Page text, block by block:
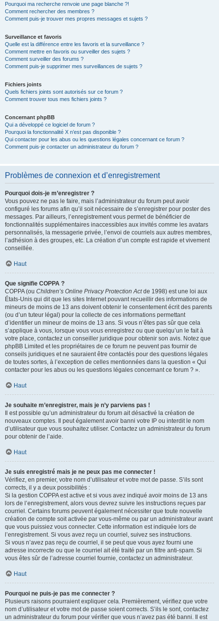
Pourquoi ma recherche renvoie une page blanche ?!
Comment rechercher des membres ?
Comment puis-je trouver mes propres messages et sujets ?
Surveillance et favoris
Quelle est la différence entre les favoris et la surveillance ?
Comment mettre en favoris ou surveiller des sujets ?
Comment surveiller des forums ?
Comment puis-je supprimer mes surveillances de sujets ?
Fichiers joints
Quels fichiers joints sont autorisés sur ce forum ?
Comment trouver tous mes fichiers joints ?
Concernant phpBB
Qui a développé ce logiciel de forum ?
Pourquoi la fonctionnalité X n’est pas disponible ?
Qui contacter pour les abus ou les questions légales concernant ce forum ?
Comment puis-je contacter un administrateur du forum ?
Problèmes de connexion et d’enregistrement
Pourquoi dois-je m’enregistrer ?
Vous pouvez ne pas le faire, mais l’administrateur du forum peut avoir
configuré les forums afin qu’il soit nécessaire de s’enregistrer pour poster des
messages. Par ailleurs, l’enregistrement vous permet de bénéficier de
fonctionnalités supplémentaires inaccessibles aux invités comme les avatars
personnalisés, la messagerie privée, l’envoi de courriels aux autres membres,
l’adhésion à des groupes, etc. La création d’un compte est rapide et vivement
conseillée.
Haut
Que signifie COPPA ?
COPPA (ou Children’s Online Privacy Protection Actde 1998) est une loi aux
États-Unis qui dit que les sites Internet pouvant recueillir des informations de
mineurs de moins de 13 ans doivent obtenir le consentement écrit des parents
(ou d’un tuteur légal) pour la collecte de ces informations permettant
d’identifier un mineur de moins de 13 ans. Si vous n’êtes pas sûr que cela
s’applique à vous, lorsque vous vous enregistrez ou que quelqu’un le fait à
votre place, contactez un conseiller juridique pour obtenir son avis. Notez que
phpBB Limited et les propriétaires de ce forum ne peuvent pas fournir de
conseils juridiques et ne sauraient être contactés pour des questions légales
de toutes sortes, à l’exception de celles mentionnées dans la question « Qui
contacter pour les abus ou les questions légales concernant ce forum ? ».
Haut
Je souhaite m’enregistrer, mais je n’y parviens pas !
Il est possible qu’un administrateur du forum ait désactivé la création de
nouveaux comptes. Il peut également avoir banni votre IP ou interdit le nom
d’utilisateur que vous souhaitez utiliser. Contactez un administrateur du forum
pour obtenir de l’aide.
Haut
Je suis enregistré mais je ne peux pas me connecter !
Vérifiez, en premier, votre nom d’utilisateur et votre mot de passe. S’ils sont
corrects, il y a deux possibilités :
Si la gestion COPPA est active et si vous avez indiqué avoir moins de 13 ans
lors de l’enregistrement, alors vous devrez suivre les instructions reçues par
courriel. Certains forums peuvent également nécessiter que toute nouvelle
création de compte soit activée par vous-même ou par un administrateur avant
que vous puissiez vous connecter. Cette information est indiquée lors de
l’enregistrement. Si vous avez reçu un courriel, suivez ses instructions.
Si vous n’avez pas reçu de courriel, il se peut que vous ayez fourni une
adresse incorrecte ou que le courriel ait été traité par un filtre anti-spam. Si
vous êtes sûr de l’adresse courriel fournie, contactez un administrateur.
Haut
Pourquoi ne puis-je pas me connecter ?
Plusieurs raisons pourraient expliquer cela. Premièrement, vérifiez que votre
nom d’utilisateur et votre mot de passe soient corrects. S’ils le sont, contactez
un administrateur du forum pour vérifier que vous n’avez pas été banni. Il est